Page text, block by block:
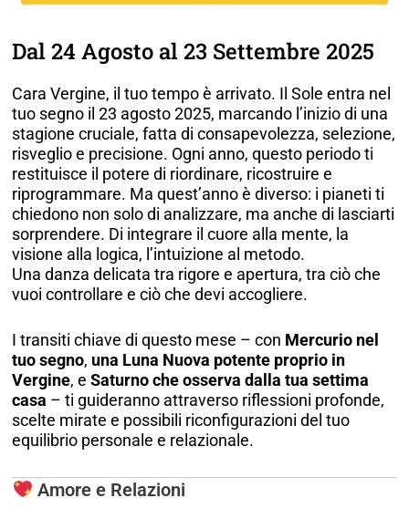
Dal 24 Agosto al 23 Settembre 2025
Cara Vergine, il tuo tempo è arrivato. Il Sole entra nel
tuo segno il 23 agosto 2025, marcando l’inizio di una
stagione cruciale, fatta di consapevolezza, selezione,
risveglio e precisione. Ogni anno, questo periodo ti
restituisce il potere di riordinare, ricostruire e
riprogrammare. Ma quest’anno è diverso: i pianeti ti
chiedono non solo di analizzare, ma anche di lasciarti
sorprendere. Di integrare il cuore alla mente, la
visione alla logica, l’intuizione al metodo.
Una danza delicata tra rigore e apertura, tra ciò che
vuoi controllare e ciò che devi accogliere.
I transiti chiave di questo mese – con Mercurio nel
tuo segno, una Luna Nuova potente proprio in
Vergine, eSaturno che osserva dalla tua settima
casa – ti guideranno attraverso riflessioni profonde,
scelte mirate e possibili riconfigurazioni del tuo
equilibrio personale e relazionale.
Amore e Relazioni